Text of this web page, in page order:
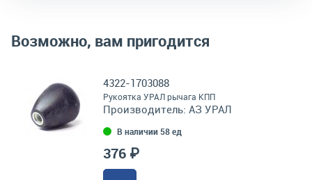
Возможно, вам пригодится
4322-1703088
Рукоятка УРАЛ рычага КПП
Производитель: АЗ УРАЛ
В наличии 58 ед
376 ₽